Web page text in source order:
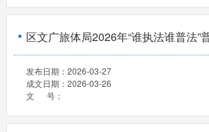
区文广旅体局2026年“谁执法谁普法”
发布日期： 2026-03-27
成文日期： 2026-03-26
文 号：